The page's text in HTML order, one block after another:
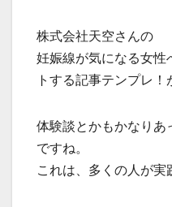
株式会社天空さんの
妊娠線が気になる女性
トする記事テンプレ！
体験談とかもかなりあ
ですね。
これは、多くの人が実